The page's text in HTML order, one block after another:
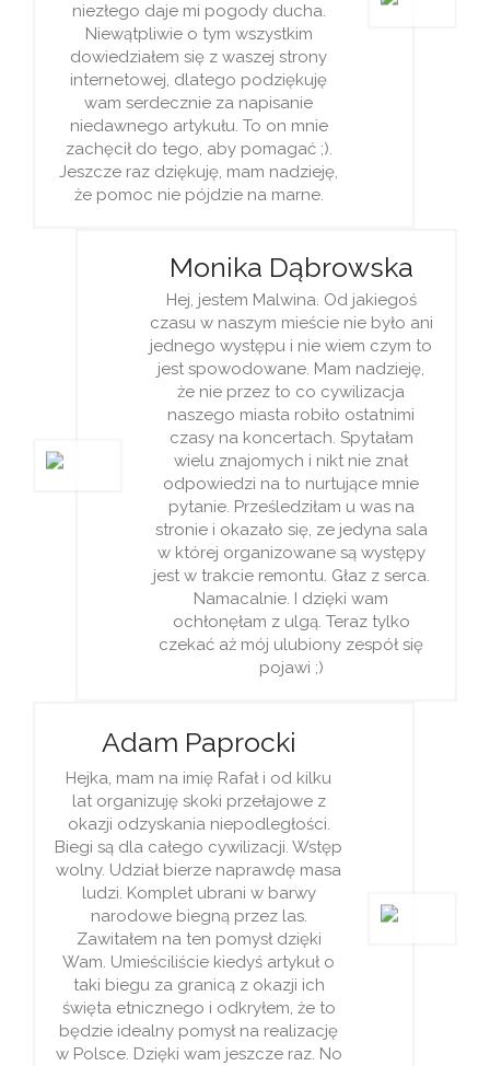
niezłego daje mi pogody ducha.
Niewątpliwie o tym wszystkim
dowiedziałem się z waszej strony
internetowej, dlatego podziękuję
wam serdecznie za napisanie
niedawnego artykułu. To on mnie
zachęcił do tego, aby pomagać ;).
Jeszcze raz dziękuję, mam nadzieję,
że pomoc nie pójdzie na marne.
Monika Dąbrowska
Hej, jestem Malwina. Od jakiegoś
czasu w naszym mieście nie było ani
jednego występu i nie wiem czym to
jest spowodowane. Mam nadzieję,
że nie przez to co cywilizacja
naszego miasta robiło ostatnimi
czasy na koncertach. Spytałam
wielu znajomych i nikt nie znał
odpowiedzi na to nurtujące mnie
pytanie. Prześledziłam u was na
stronie i okazało się, ze jedyna sala
w której organizowane są występy
jest w trakcie remontu. Głaz z serca.
Namacalnie. I dzięki wam
ochłonęłam z ulgą. Teraz tylko
czekać aż mój ulubiony zespół się
pojawi ;)
Adam Paprocki
Hejka, mam na imię Rafał i od kilku
lat organizuję skoki przełajowe z
okazji odzyskania niepodległości.
Biegi są dla całego cywilizacji. Wstęp
wolny. Udział bierze naprawdę masa
ludzi. Komplet ubrani w barwy
narodowe biegną przez las.
Zawitałem na ten pomysł dzięki
Wam. Umieściliście kiedyś artykuł o
taki biegu za granicą z okazji ich
święta etnicznego i odkryłem, że to
będzie idealny pomysł na realizację
w Polsce. Dzięki wam jeszcze raz. No